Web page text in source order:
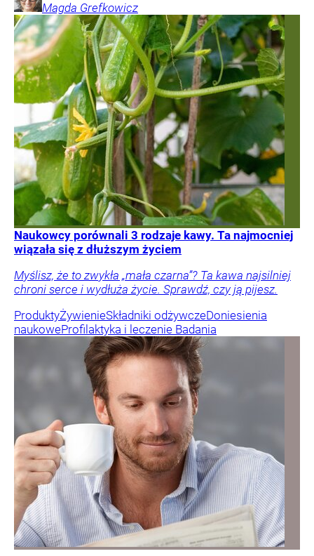
Magda Grefkowicz
Naukowcy porównali 3 rodzaje kawy. Ta najmocniej
wiązała się z dłuższym życiem
Myślisz, że to zwykła „mała czarna”? Ta kawa najsilniej
chroni serce i wydłuża życie. Sprawdź, czy ją pijesz.
ProduktyŻywienieSkładniki odżywczeDoniesienia
naukoweProfilaktyka i leczenie Badania